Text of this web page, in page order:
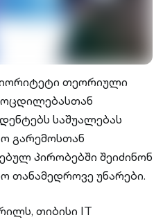
თეორიული
საშუალებას
გარემოსთან
პირობებში შეიძინონ
თანამედროვე უნარები.
თიბისი IT